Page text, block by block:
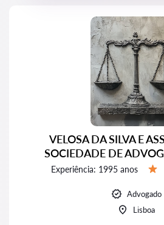
VELOSA DA SILVA E
SOCIEDADE DE
Experiência: 1995 anos
Advogado
Lisboa